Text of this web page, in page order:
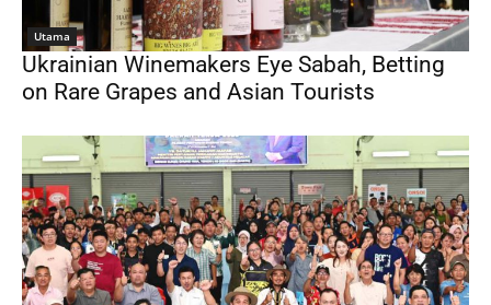
Utama
Ukrainian Winemakers Eye Sabah, Betting
on Rare Grapes and Asian Tourists